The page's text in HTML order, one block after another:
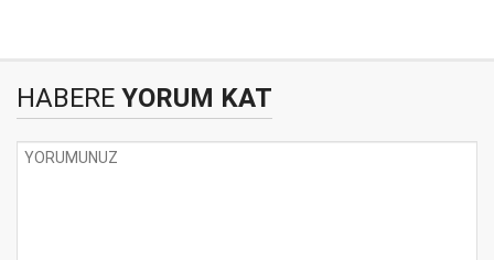
HABERE YORUM KAT